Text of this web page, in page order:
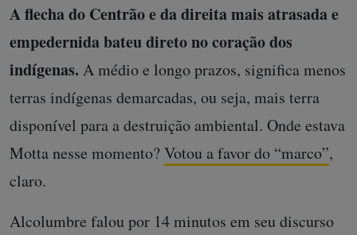
A flecha do Centrão e da direita mais atrasada e
empedernida bateu direto no coração dos
indígenas. A médio e longo prazos, significa menos
terras indígenas demarcadas, ou seja, mais terra
disponível para a destruição ambiental. Onde estava
Motta nesse momento?Votou a favor do “marco”,
claro.
Alcolumbre falou por 14 minutos em seu discurso